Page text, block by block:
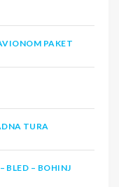
PAKET
TURA
BLED – BOHINJ